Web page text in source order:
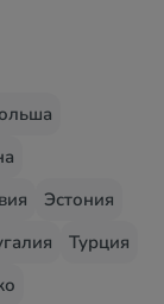
Эстония
Турция